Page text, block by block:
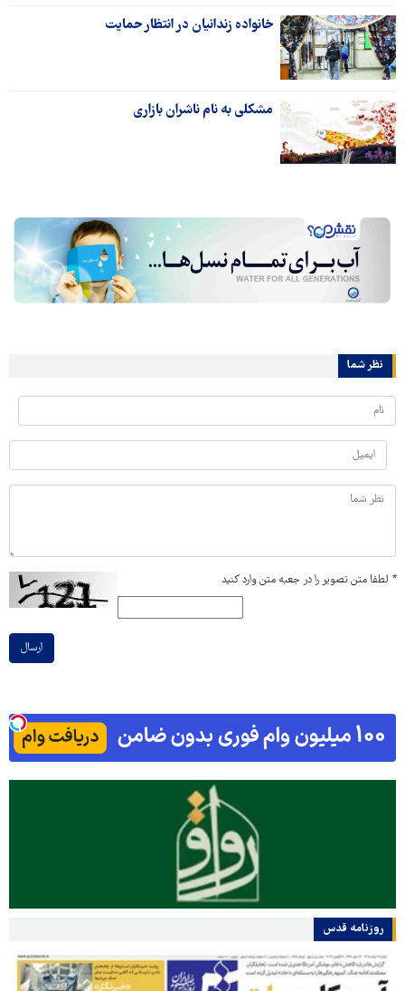
خانواده زندانیان در انتظار حمایت
مشکلی به نام ناشران بازاری
نظر شما
* لطفا متن تصویر را در جعبه متن وارد کنید
ارسال
روزنامه قدس